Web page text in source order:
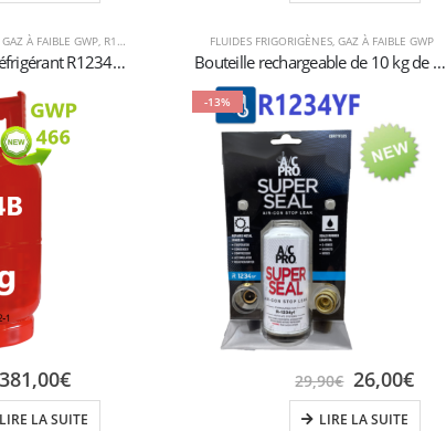
GAZ À FAIBLE GWP, R1234YF
Bouteille de Gaz Réfrigérant R1234yf – 10 kg (Rechargeable) – Vanne W21,8” x 1/14” gauche – Certifiée T-PED
FLUIDES FRIGORIGÈNES, GAZ À FAIBLE GWP
Bouteille rechargeable de 10 kg de gaz R455A Raccord vanne : W 21.8 x 1/14″ LH (Gauche)
381,00€
LIRE LA SUITE
-13%
29,90€ 26,00€
LIRE LA SUITE